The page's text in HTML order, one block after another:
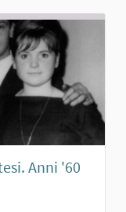
Anni '60